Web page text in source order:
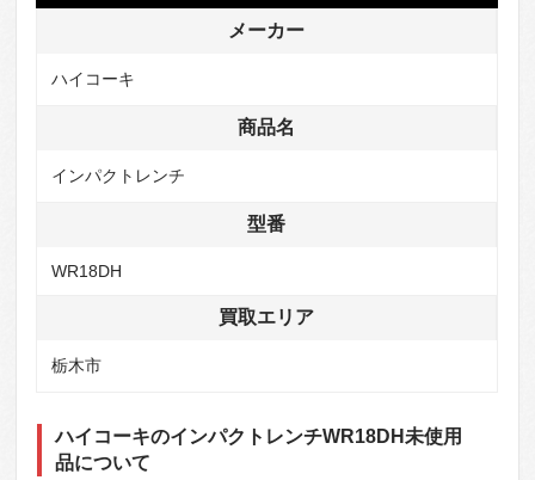
メーカー
ハイコーキ
商品名
インパクトレンチ
型番
WR18DH
買取エリア
栃木市
ハイコーキのインパクトレンチWR18DH未使用
品について